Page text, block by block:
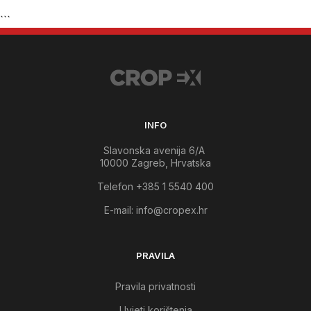
```
INFO
Slavonska avenija 6/A
10000 Zagreb, Hrvatska
Telefon +385 1 5540 400
E-mail: info@cropex.hr
PRAVILA
Pravila privatnosti